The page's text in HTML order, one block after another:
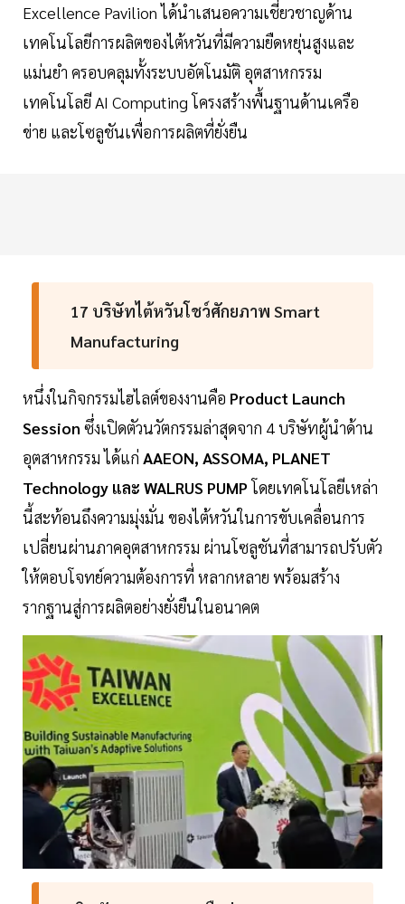
Excellence Pavilion ได้นำเสนอความเชี่ยวชาญด้าน
เทคโนโลยีการผลิตของไต้หวันที่มีความยืดหยุ่นสูงและ
แม่นยำ ครอบคลุมทั้งระบบอัตโนมัติ อุตสาหกรรม
เทคโนโลยี AI Computing โครงสร้างพื้นฐานด้านเครือ
ข่าย และโซลูชันเพื่อการผลิตที่ยั่งยืน
17 บริษัทไต้หวันโชว์ศักยภาพ Smart
Manufacturing
หนึ่งในกิจกรรมไฮไลต์ของงานคือ Product Launch
Session ซึ่งเปิดตัวนวัตกรรมล่าสุดจาก 4 บริษัทผู้นำด้าน
อุตสาหกรรม ได้แก่ AAEON, ASSOMA, PLANET
Technology และ WALRUS PUMPโดยเทคโนโลยีเหล่า
นี้สะท้อนถึงความมุ่งมั่น ของไต้หวันในการขับเคลื่อนการ
เปลี่ยนผ่านภาคอุตสาหกรรม ผ่านโซลูชันที่สามารถปรับตัว
ให้ตอบโจทย์ความต้องการที่ หลากหลาย พร้อมสร้าง
รากฐานสู่การผลิตอย่างยั่งยืนในอนาคต